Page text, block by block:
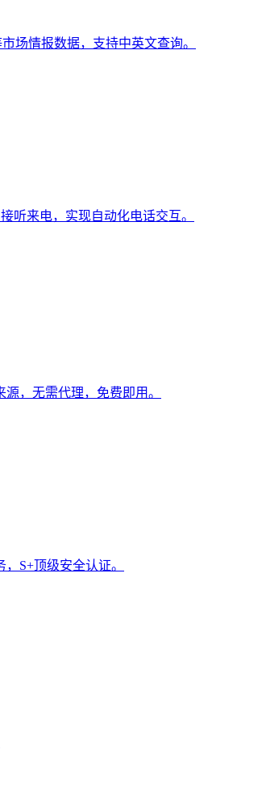
场情报数据，支持中英文查询。
听来电，实现自动化电话交互。
，无需代理，免费即用。
S+顶级安全认证。